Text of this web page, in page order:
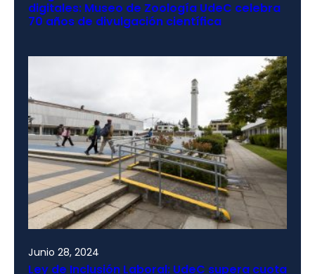
digitales: Museo de Zoología UdeC celebra
70 años de divulgación científica
Junio 28, 2024
Ley de Inclusión Laboral: UdeC supera cuota